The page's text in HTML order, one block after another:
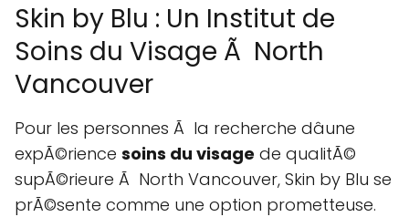
Skin by Blu : Un Institut de
Soins du Visage Ã North
Vancouver
Pour les personnes Ã la recherche dâune
expÃ©rience soins du visage de qualitÃ©
supÃ©rieure Ã North Vancouver, Skin by Blu se
prÃ©sente comme une option prometteuse.